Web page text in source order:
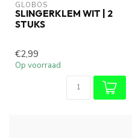
GLOBOS
SLINGERKLEM WIT | 2
STUKS
€2,99
Op voorraad